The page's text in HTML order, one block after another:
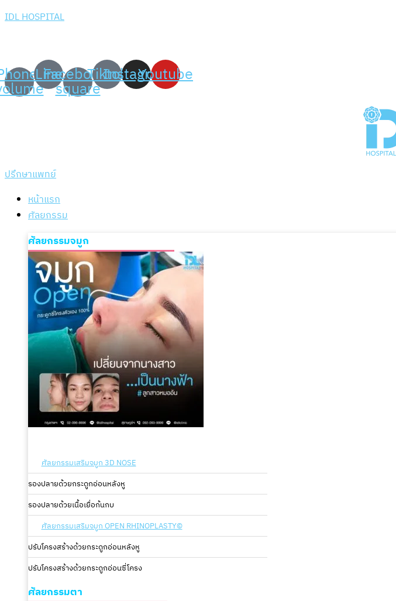
IDL HOSPITAL
Line
Facebook-
square
Tiktok
Instagram
Youtube
ปรึกษาแพทย์
หน้าแรก
ศัลยกรรม
ศัลยกรรมจมูก
ศัลยกรรมเสริมจมูก 3D NOSE
รองปลายด้วยกระดูกอ่อนหลังหู
รองปลายด้วยเนื้อเยื่อก้นกบ
ศัลยกรรมเสริมจมูก OPEN RHINOPLASTY©
ปรับโครงสร้างด้วยกระดูกอ่อนหลังหู
ปรับโครงสร้างด้วยกระดูกอ่อนซี่โครง
ศัลยกรรมตา